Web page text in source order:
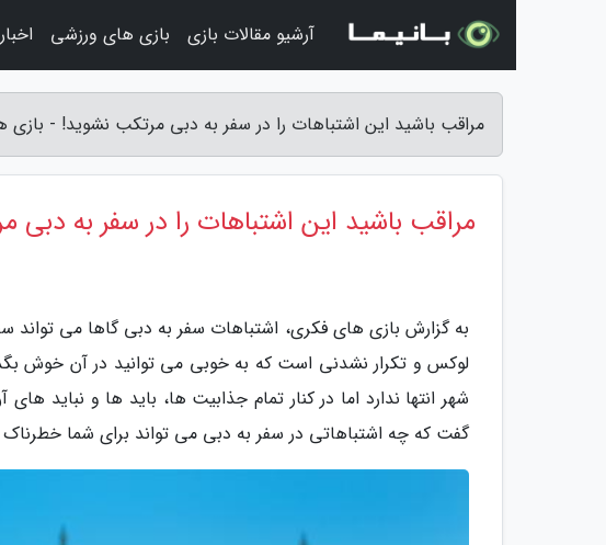
مراقب باشید این اشتباهات را در سفر به دبی مرتکب نشوید! -
مراقب باشید این اشتباهات را در سفر به دبی
به گزارش بازی های فکری، اشتباهات سفر به دبی گاها می تواند
لوکس و تکرار نشدنی است که به خوبی می توانید در آن خوش
شهر انتها ندارد اما در کنار تمام جذابیت ها، باید ها و نباید
گفت که چه اشتباهاتی در سفر به دبی می تواند برای شما
آرشیو مقالات بازی بازی های ورزشی